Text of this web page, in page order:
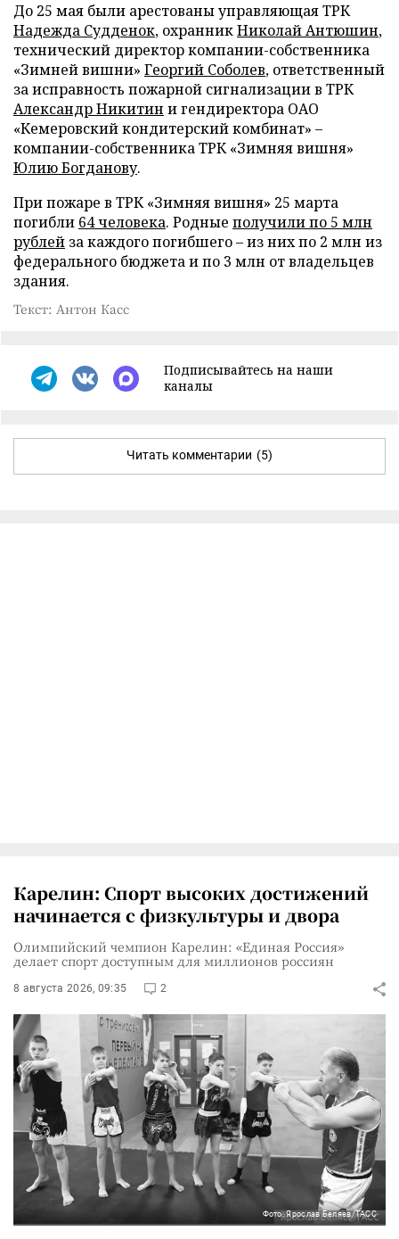
До 25 мая были арестованы управляющая ТРК
Надежда Судденок, охранникНиколай Антюшин,
технический директор компании-собственника
«Зимней вишни» Георгий Соболев, ответственный
за исправность пожарной сигнализации в ТРК
Александр Никитин и гендиректора ОАО
«Кемеровский кондитерский комбинат» –
компании-собственника ТРК «Зимняя вишня»
Юлию Богданову.
При пожаре в ТРК «Зимняя вишня» 25 марта
погибли 64 человека. Родные получили по 5 млн
рублей за каждого погибшего – из них по 2 млн из
федерального бюджета и по 3 млн от владельцев
здания.
Текст: Антон Касс
Подписывайтесь на наши
каналы
Читать комментарии (5)
Карелин: Спорт высоких достижений
начинается с физкультуры и двора
Олимпийский чемпион Карелин: «Единая Россия»
делает спорт доступным для миллионов россиян
8 августа 2026, 09:35 2
Фото: Ярослав Беляев/ТАСС